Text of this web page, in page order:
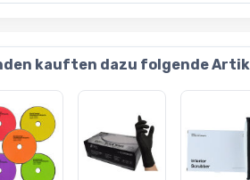
kauften dazu folgende